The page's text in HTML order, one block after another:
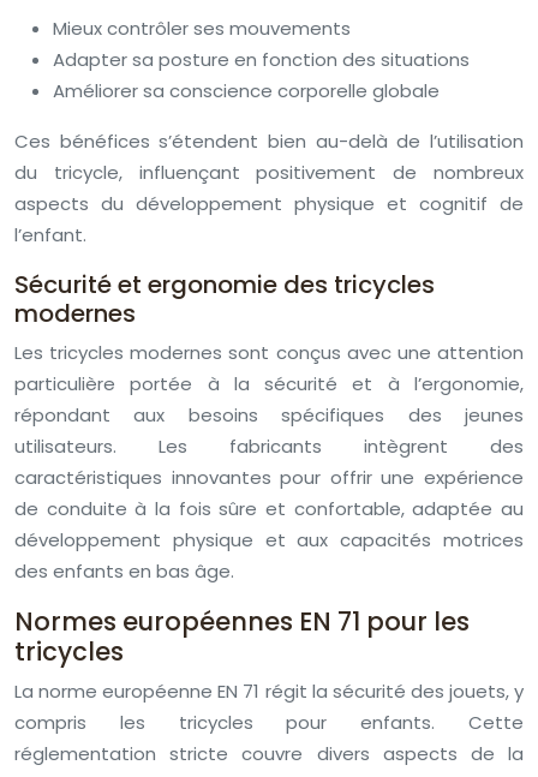
Mieux contrôler ses mouvements
Adapter sa posture en fonction des situations
Améliorer sa conscience corporelle globale
Ces bénéfices s’étendent bien au-delà de l’utilisation
du tricycle, influençant positivement de nombreux
aspects du développement physique et cognitif de
l’enfant.
Sécurité et ergonomie des tricycles
modernes
Les tricycles modernes sont conçus avec une attention
particulière portée à la sécurité et à l’ergonomie,
répondant aux besoins spécifiques des jeunes
utilisateurs. Les fabricants intègrent des
caractéristiques innovantes pour offrir une expérience
de conduite à la fois sûre et confortable, adaptée au
développement physique et aux capacités motrices
des enfants en bas âge.
Normes européennes EN 71 pour les
tricycles
La norme européenne EN 71 régit la sécurité des jouets, y
compris les tricycles pour enfants. Cette
réglementation stricte couvre divers aspects de la